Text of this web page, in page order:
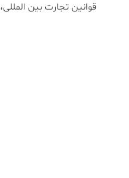
قوانین تجارت بین